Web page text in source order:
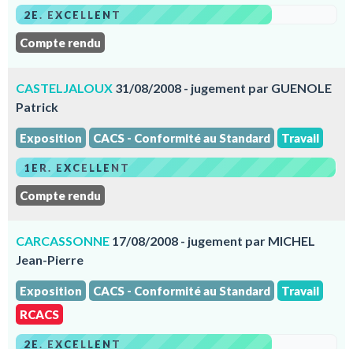
2E. EXCELLENT
Compte rendu
CASTELJALOUX 31/08/2008 - jugement par GUENOLE
Patrick
Exposition CACS - Conformité au Standard Travail
1ER. EXCELLENT
Compte rendu
CARCASSONNE 17/08/2008 - jugement par MICHEL
Jean-Pierre
Exposition CACS - Conformité au Standard
Travail
RCACS
2E. EXCELLENT